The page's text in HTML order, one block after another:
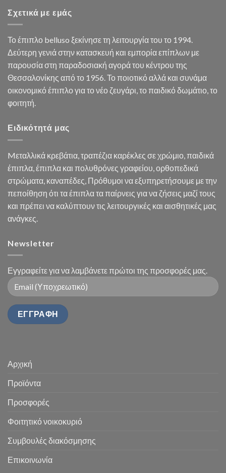
Σχετικά με εμάς
Το έπιπλο belluso ξεκίνησε τη λειτουργία του το 1994.
Δεύτερη γενιά στην κατασκευή και εμπορία επίπλων με
παρουσία στη παραδοσιακή αγορά του κέντρου της
Θεσσαλονίκης από το 1956. Το ποιοτικό αλλά και συνάμα
οικονομικό έπιπλο για το νέο ζευγάρι, το παιδικό δωμάτιο, το
φοιτητή.
Ειδικότητά μας
Mεταλλικά κρεβάτια, τραπέζια καρέκλες σε χρώμιο, παιδικά
έπιπλα, έπιπλα και πολυθρόνες γραφείου, ορθοπεδικά
στρώματα, καναπέδες, Πρόθυμοι να εξυπηρετήσουμε με την
πεποίθηση ότι τα έπιπλα τα παίρνεις για να ζήσεις μαζί τους
και πρέπει να καλύπτουν τις λειτουργικές και αισθητικές μας
ανάγκες.
Newsletter
Εγγραφείτε για να λαμβάνετε πρώτοι της προσφορές μας.
Αρχική
Προϊόντα
Προσφορές
Φοιτητικό νοικοκυριό
Συμβουλές διακόσμησης
Επικοινωνία